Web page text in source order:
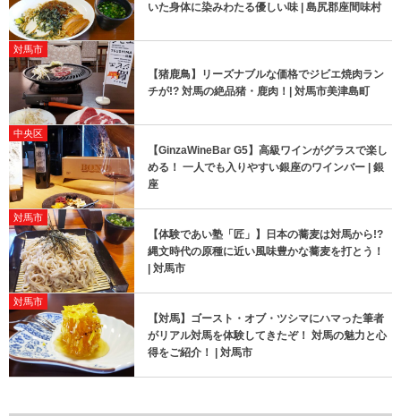
いた身体に染みわたる優しい味 | 島尻郡座間味村
対馬市
【猪鹿鳥】リーズナブルな価格でジビエ焼肉ラン
チが!? 対馬の絶品猪・鹿肉！| 対馬市美津島町
中央区
【GinzaWineBar G5】高級ワインがグラスで楽し
める！ 一人でも入りやすい銀座のワインバー | 銀
座
対馬市
【​体験であい塾「匠」】日本の蕎麦は対馬から!?
縄文時代の原種に近い風味豊かな蕎麦を打とう！
| 対馬市
対馬市
【対馬】ゴースト・オブ・ツシマにハマった筆者
がリアル対馬を体験してきたぞ！ 対馬の魅力と心
得をご紹介！ | 対馬市